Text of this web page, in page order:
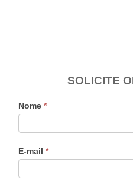
SOLICITE
Nome *
E-mail *